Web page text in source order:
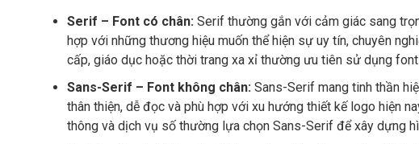
Serif – Font có chân: Serif thường gắn với cảm giác sang
hợp với những thương hiệu muốn thể hiện sự uy tín, chuyên
cấp, giáo dục hoặc thời trang xa xỉ thường ưu tiên sử dụng
Sans-Serif – Font không chân: Sans-Serif mang tinh thần
thân thiện, dễ đọc và phù hợp với xu hướng thiết kế logo hiện
thông và dịch vụ số thường lựa chọn Sans-Serif để xây dựng